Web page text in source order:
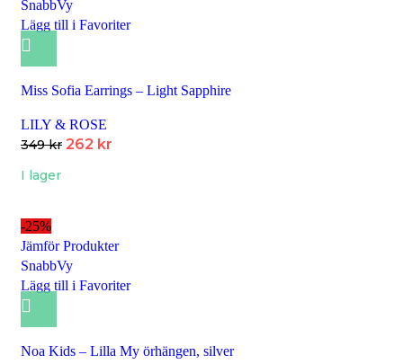
SnabbVy
Lägg till i Favoriter
Miss Sofia Earrings – Light Sapphire
LILY & ROSE
349kr 262 kr
I lager
-25%
Jämför Produkter
SnabbVy
Lägg till i Favoriter
Noa Kids – Lilla My örhängen, silver